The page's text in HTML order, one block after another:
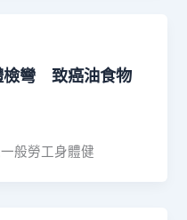
檢彎 致癌油食物
般勞工身體健